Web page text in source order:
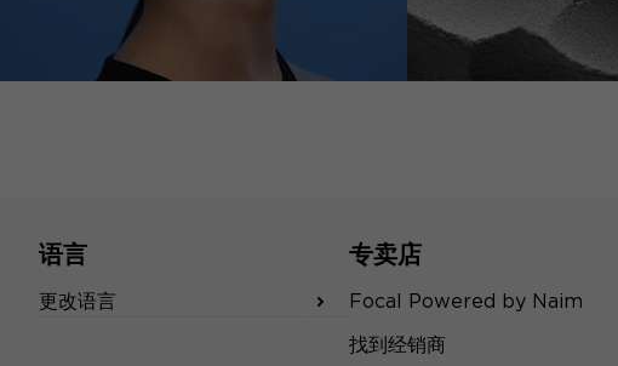
语言
更改语言
专卖店
Focal Powered by Naim
找到经销商